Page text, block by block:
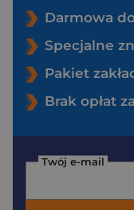
Darmowa
Specjalne
Pakiet
Brak opłat
Twój e-mail